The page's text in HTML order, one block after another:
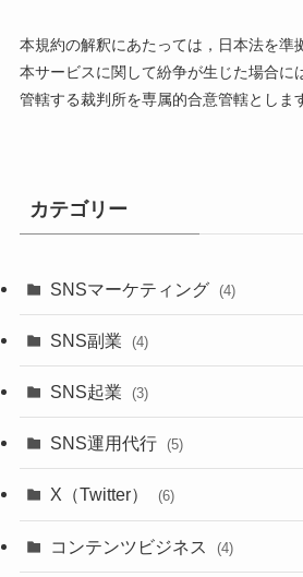
本規約の解釈にあたっては，日本法を準
本サービスに関して紛争が生じた場合に
管轄する裁判所を専属的合意管轄としま
カテゴリー
SNSマーケティング (4)
SNS副業 (4)
SNS起業 (3)
SNS運用代行 (5)
X（Twitter） (6)
コンテンツビジネス (4)